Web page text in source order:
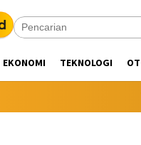
EKONOMI TEKNOLOGI